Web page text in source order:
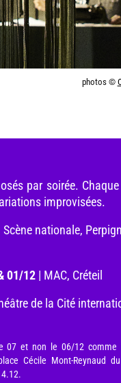
photos ©
par soirée.
improvisées.
Scène nationale,
01/12 | MAC, Créteil
de la Cité
07 et non le 06/12 comme
Cécile Mont-Reynaud